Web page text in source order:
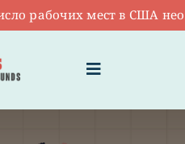
рабочих мест в США
Toggle
Navigation